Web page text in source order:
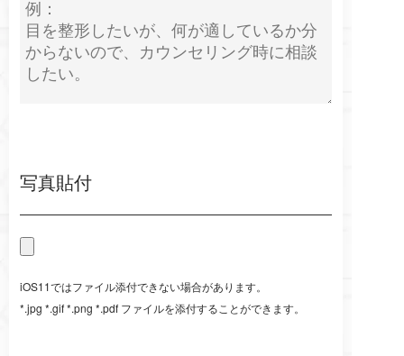
写真貼付
iOS11ではファイル添付できない場合があります。
*.jpg *.gif *.png *.pdf ファイルを添付することができます。